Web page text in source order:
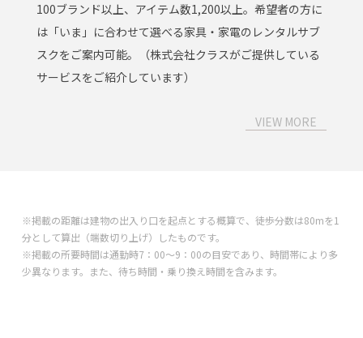
100ブランド以上、アイテム数1,200以上。希望者の方に
は「いま」に合わせて選べる家具・家電のレンタルサブ
スクをご案内可能。（株式会社クラスがご提供している
サービスをご紹介しています）
VIEW MORE
※掲載の距離は建物の出入り口を起点とする概算で、徒歩分数は80mを1
分として算出（端数切り上げ）したものです。
※掲載の所要時間は通勤時7：00～9：00の目安であり、時間帯により多
少異なります。また、待ち時間・乗り換え時間を含みます。